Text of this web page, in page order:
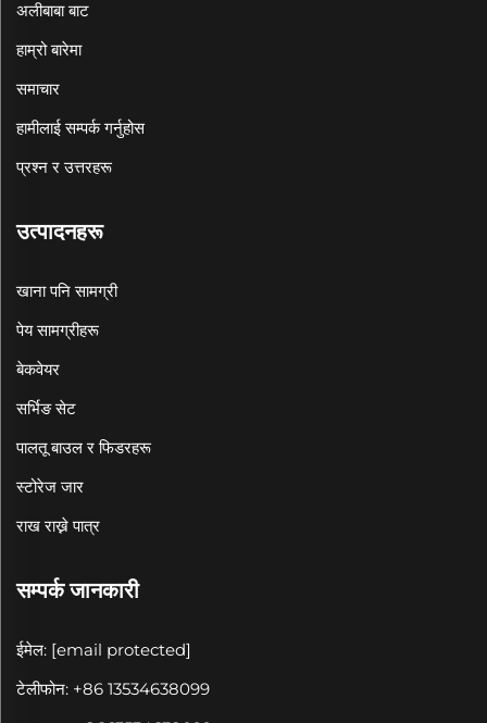
अलीबाबा बाट
हाम्रो बारेमा
समाचार
हामीलाई सम्पर्क गर्नुहोस
प्रश्न र उत्तरहरू
उत्पादनहरू
खाना पनि सामग्री
पेय सामग्रीहरू
बेकवेयर
सर्भिङ सेट
पालतू बाउल र फिडरहरू
स्टोरेज जार
राख राख्ने पात्र
सम्पर्क जानकारी
ईमेल: [email protected]
टेलीफोन: +86 13534638099